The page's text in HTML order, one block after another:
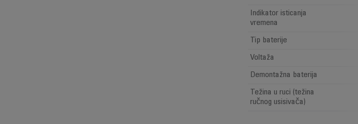
Indikator isticanja
vremena
Tip baterije
Voltaža
Demontažna baterija
Težina u ruci (težina
ručnog usisivača)